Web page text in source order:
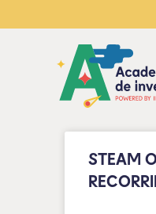
STEAM